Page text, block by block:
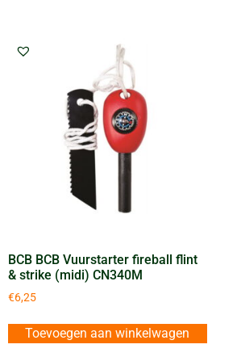
BCB BCB Vuurstarter fireball flint
& strike (midi) CN340M
€6,25
Toevoegen aan winkelwagen